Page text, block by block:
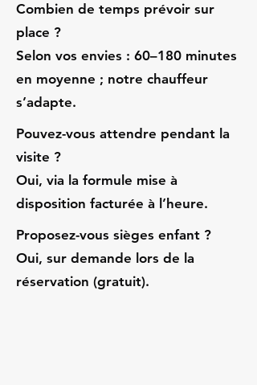
Combien de temps prévoir sur
place ?
Selon vos envies : 60–180 minutes
en moyenne ; notre chauffeur
s’adapte.
Pouvez-vous attendre pendant la
visite ?
Oui, via la formule mise à
disposition facturée à l’heure.
Proposez-vous sièges enfant ?
Oui, sur demande lors de la
réservation (gratuit).